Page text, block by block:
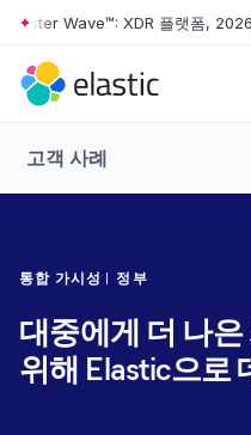
Skip to main content
Wave™: XDR 플랫폼, 2026
고객 사례
통합 가시성 정부
대중에게 더 나
위해 Elastic으로